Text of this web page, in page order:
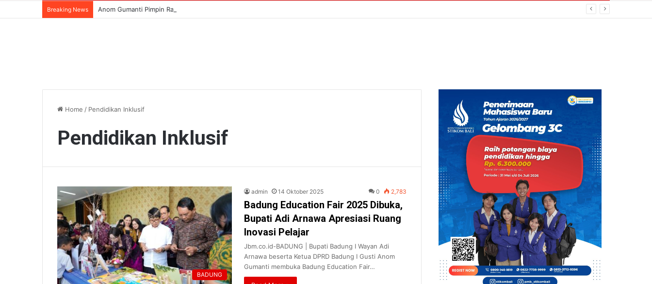
for
Breaking News Anom Gumanti Pimpin Raker Banggar DPRD Badung Dan TAPD Bahas KUA-PPAS 2027 Tekankan Program Harus Berdampak Nyata Bagi Masyarakat
Home / Pendidikan Inklusif
Pendidikan Inklusif
BADUNG
admin 14 Oktober 2025 0 2,783
Badung Education Fair 2025 Dibuka,
Bupati Adi Arnawa Apresiasi Ruang
Inovasi Pelajar
Jbm.co.id-BADUNG | Bupati Badung I Wayan Adi
Arnawa beserta Ketua DPRD Badung I Gusti Anom
Gumanti membuka Badung Education Fair…